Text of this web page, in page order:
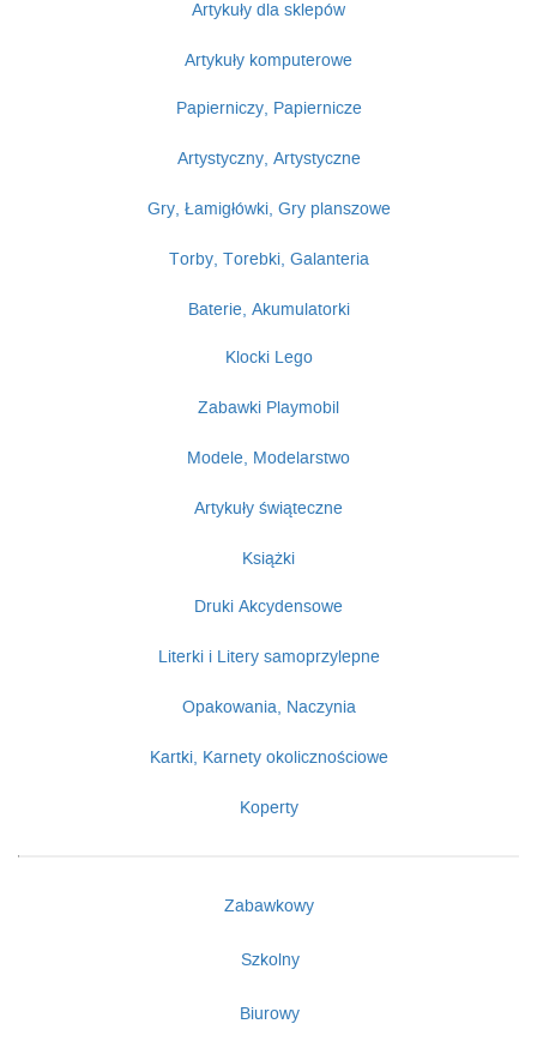
Artykuły dla sklepów
Artykuły komputerowe
Papierniczy, Papiernicze
Artystyczny, Artystyczne
Gry, Łamigłówki, Gry planszowe
Torby, Torebki, Galanteria
Baterie, Akumulatorki
Klocki Lego
Zabawki Playmobil
Modele, Modelarstwo
Artykuły świąteczne
Książki
Druki Akcydensowe
Literki i Litery samoprzylepne
Opakowania, Naczynia
Kartki, Karnety okolicznościowe
Koperty
Zabawkowy
Szkolny
Biurowy